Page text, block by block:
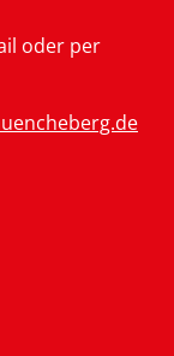
oder per